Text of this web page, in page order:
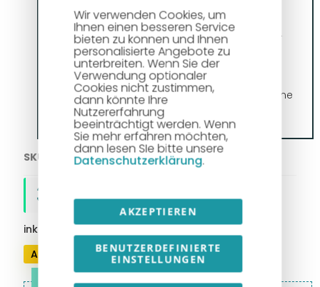
Wir verwenden Cookies, um
Ihnen einen besseren Service
bieten zu können und Ihnen
personalisierte Angebote zu
unterbreiten. Wenn Sie der
Verwendung optionaler
Cookies nicht zustimmen,
dann könnte Ihre
Nutzererfahrung
beeinträchtigt werden. Wenn
Sie mehr erfahren möchten,
dann lesen SIe bitte unsere
Datenschutzerklärung.
AKZEPTIEREN
BENUTZERDEFINIERTE
EINSTELLUNGEN
Lieferumfang:
Powermax 65 SYNC Hauptgerät, Handbrenner
SmartSYNC (z. B. 75°) mit 7,6 m Leitung,
Werkstückkabel mit Klemme,
Netzanschlusskabel, Bedienungsanleitung,
Starter-Kartusche (z. B. Schneiden 65 A) – ohne
Maschinen-CPC-Anschluss.
SKU 1591 - 44 25
3.549,00 €
inkl. MwSt., zzgl.Versand
Angebot drucken